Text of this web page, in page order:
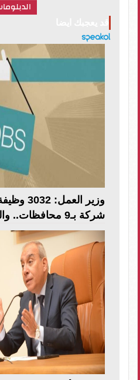
شركة بـ9 محافظات.. والتقديم طوال أغ...